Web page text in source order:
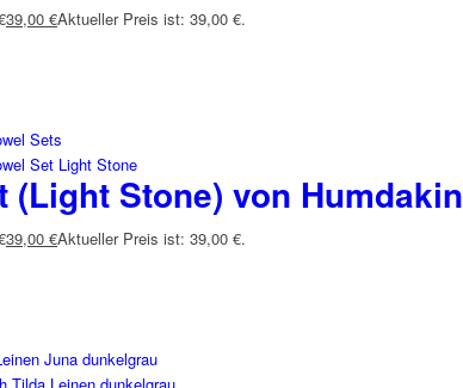
39,00 €Aktueller Preis ist: 39,00 €.
(Light Stone) von Humdakin
39,00 €Aktueller Preis ist: 39,00 €.